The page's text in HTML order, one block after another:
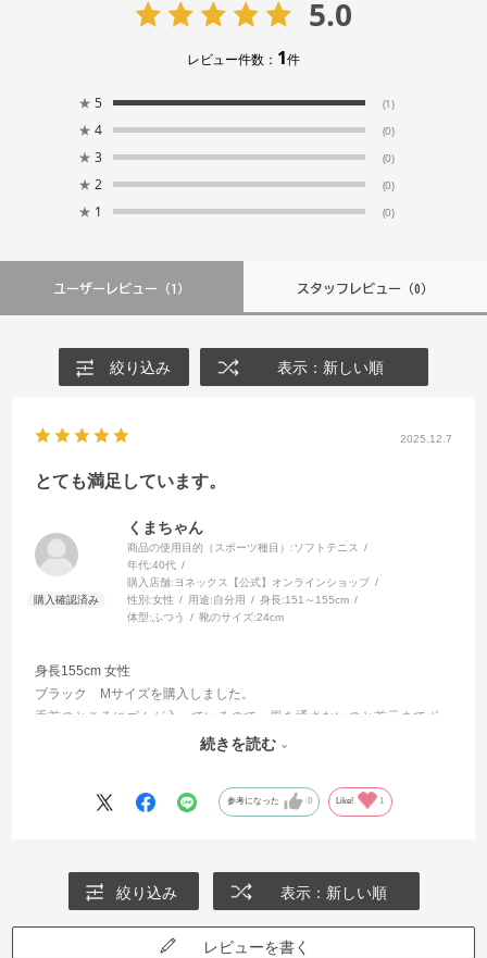
5.0
レビュー件数： 1件
★ 5 (1)
★ 4 (0)
★ 3 (0)
★ 2 (0)
★ 1 (0)
ユーザーレビュー （1） スタッフレビュー（0）
絞り込み 表示：新しい順
2025.12.7
とても満足しています。
くまちゃん
商品の使用目的（スポーツ種目）:ソフトテニス
年代:40代
購入店舗: ヨネックス【公式】オンラインショップ
性別:女性 用途:自分用 身長:151～155cm
体型: ふつう 靴のサイズ:24cm
身長155cm 女性
ブラック Mサイズを購入しました。
手首のところにゴムが入っているので、風を通さないのと首元までボ
タンでしっかり止められるようになっているので暖かいです！
続きを読む
参考になった 0 Like! 1
絞り込み 表示：新しい順
レビューを書く